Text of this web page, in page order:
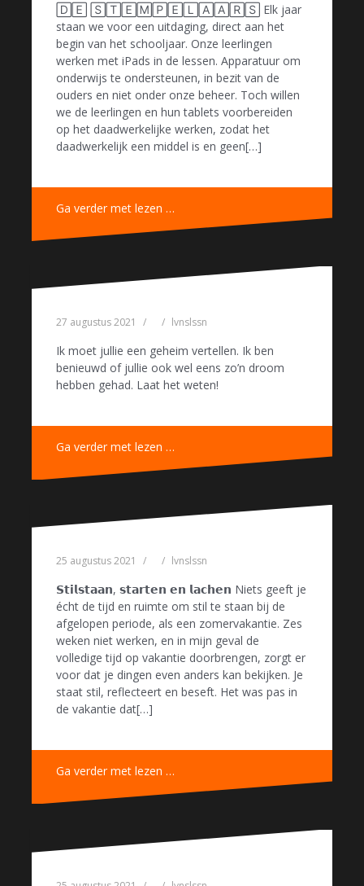
🄳🄴 🅂🅃🄴🄼🄿🄴🄻🄰🄰🅁🅂 Elk jaar
staan we voor een uitdaging, direct aan het
begin van het schooljaar. Onze leerlingen
werken met iPads in de lessen. Apparatuur om
onderwijs te ondersteunen, in bezit van de
ouders en niet onder onze beheer. Toch willen
we de leerlingen en hun tablets voorbereiden
op het daadwerkelijke werken, zodat het
daadwerkelijk een middel is en geen[…]
Ga verder met lezen …
27 augustus 2021 lvnslssn
Ik moet jullie een geheim vertellen. Ik ben
benieuwd of jullie ook wel eens zo’n droom
hebben gehad. Laat het weten!
Ga verder met lezen …
25 augustus 2021 lvnslssn
𝗦𝘁𝗶𝗹𝘀𝘁𝗮𝗮𝗻, 𝘀𝘁𝗮𝗿𝘁𝗲𝗻 𝗲𝗻 𝗹𝗮𝗰𝗵𝗲𝗻 Niets geeft je
écht de tijd en ruimte om stil te staan bij de
afgelopen periode, als een zomervakantie. Zes
weken niet werken, en in mijn geval de
volledige tijd op vakantie doorbrengen, zorgt er
voor dat je dingen even anders kan bekijken. Je
staat stil, reflecteert en beseft. Het was pas in
de vakantie dat[…]
Ga verder met lezen …